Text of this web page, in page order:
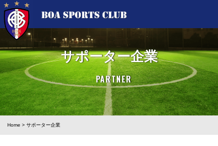
サポーター企業
PARTNER
Home > サポーター企業